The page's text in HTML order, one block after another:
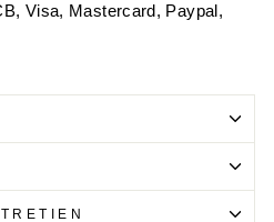
Visa, Mastercard, Paypal,